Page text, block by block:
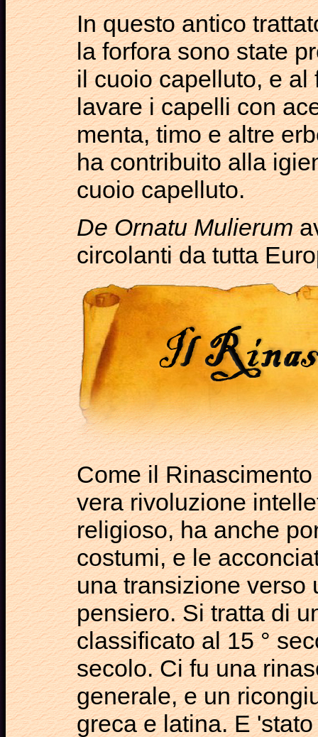
In questo antico
la forfora sono state
il cuoio capelluto, e
lavare i capelli con
menta, timo e altre
ha contribuito alla
cuoio capelluto.
De Ornatu Mulierum
circolanti da tutta
Come il
vera rivoluzione
religioso, ha anche
costumi, e le
una transizione verso
pensiero. Si tratta di
classificato al 15 °
secolo. Ci fu una
generale, e un
greca e latina. E